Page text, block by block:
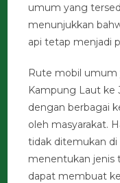
umum yang
menunjukkan
api tetap menjadi
Rute mobil umum
Kampung Laut ke
dengan berbagai
oleh masyarakat.
tidak ditemukan di
menentukan jenis
dapat membuat